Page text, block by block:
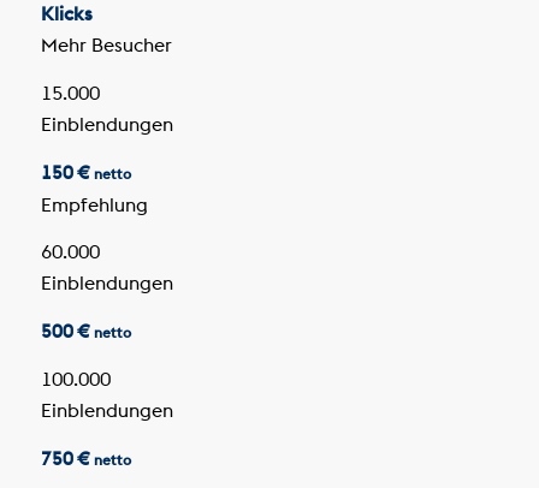
Klicks
Mehr Besucher
15.000
Einblendungen
150 € netto
Empfehlung
60.000
Einblendungen
500 € netto
100.000
Einblendungen
750 € netto